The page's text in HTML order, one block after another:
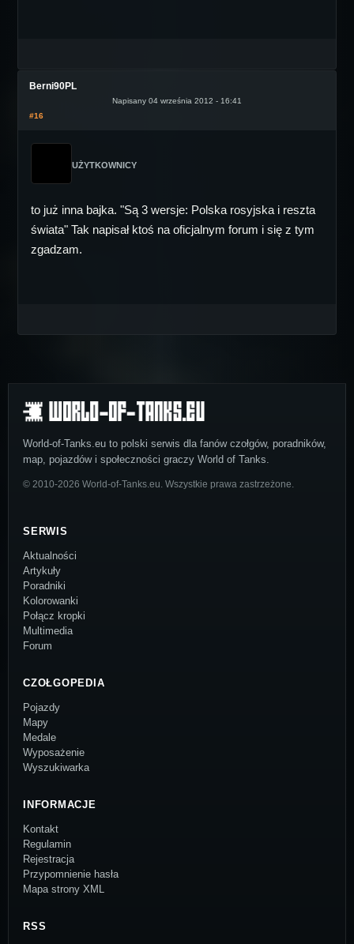
Berni90PL
Napisany 04 września 2012 - 16:41
#16
UŻYTKOWNICY
to już inna bajka. "Są 3 wersje: Polska rosyjska i reszta
świata" Tak napisał ktoś na oficjalnym forum i się z tym
zgadzam.
World-of-Tanks.eu to polski serwis dla fanów czołgów, poradników,
map, pojazdów i społeczności graczy World of Tanks.
© 2010-2026 World-of-Tanks.eu. Wszystkie prawa zastrzeżone.
SERWIS
Aktualności
Artykuły
Poradniki
Kolorowanki
Połącz kropki
Multimedia
Forum
CZOŁGOPEDIA
Pojazdy
Mapy
Medale
Wyposażenie
Wyszukiwarka
INFORMACJE
Kontakt
Regulamin
Rejestracja
Przypomnienie hasła
Mapa strony XML
RSS